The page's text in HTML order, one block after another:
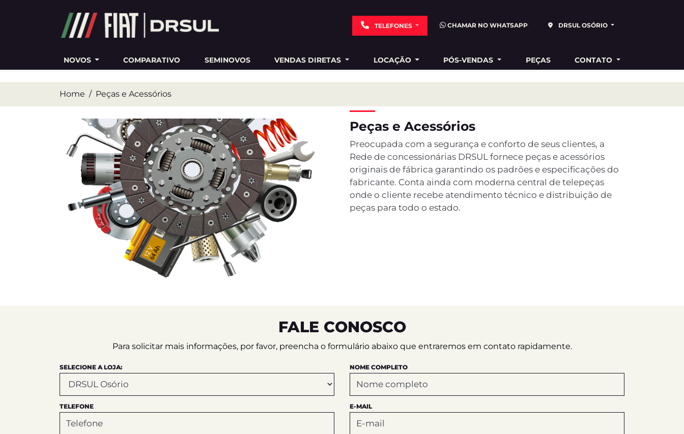
TELEFONES DRSUL OSÓRIO
CHAMAR NO WHATSAPP
NOVOS COMPARATIVO SEMINOVOS VENDAS DIRETAS LOCAÇÃO PÓS-VENDAS PEÇAS CONTATO
Home Peças e Acessórios
Peças e Acessórios
Preocupada com a segurança e conforto de seus clientes, a
Rede de concessionárias DRSUL fornece peças e acessórios
originais de fábrica garantindo os padrões e especificações do
fabricante. Conta ainda com moderna central de telepeças
onde o cliente recebe atendimento técnico e distribuição de
peças para todo o estado.
FALE CONOSCO
Para solicitar mais informações, por favor, preencha o formulário abaixo que entraremos em contato rapidamente.
SELECIONE A LOJA: NOME COMPLETO
TELEFONE E-MAIL